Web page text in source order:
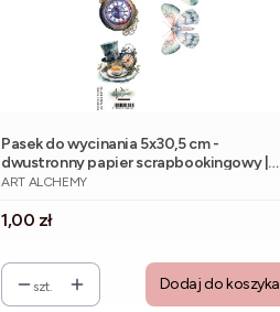
Pasek do wycinania 5x30,5 cm -
dwustronny papier scrapbookingowy |
Alchemy of Art
PRODUCENT
ART ALCHEMY
Cena
1,00 zł
szt. Dodaj do koszyka